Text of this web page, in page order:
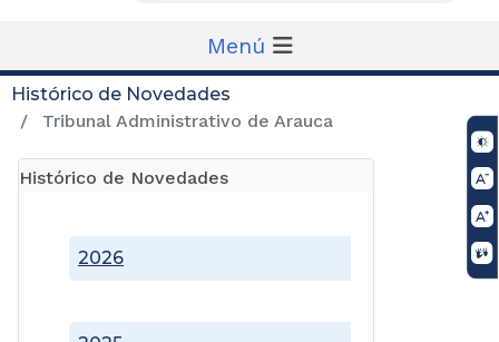
Menú
Histórico de Novedades
Tribunal Administrativo de Arauca
Histórico de Novedades
2026